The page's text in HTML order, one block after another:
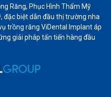
Răng, Phục Hình Thẩm Mỹ
đặc biệt dẫn đầu thị trường nha
trồng răng ViDental Implant áp
giải pháp tấn tiến hàng đầu